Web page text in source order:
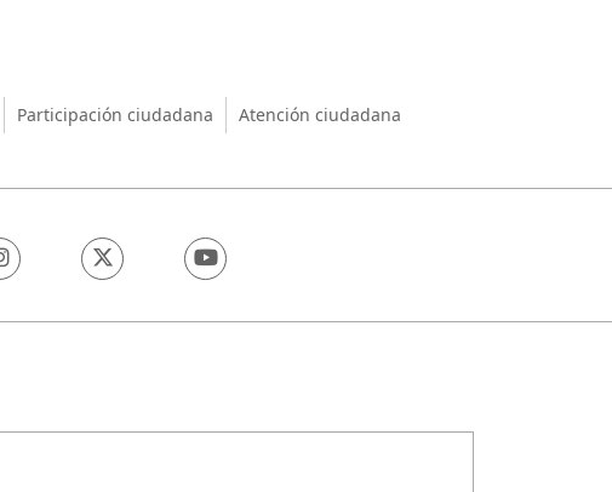
Participación ciudadana Atención ciudadana